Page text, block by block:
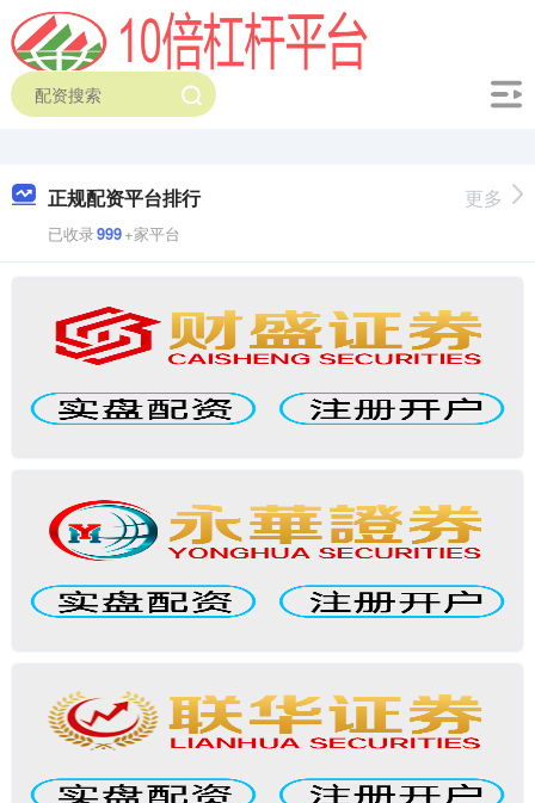
正规配资平台排行
已收录999+家平台
更多